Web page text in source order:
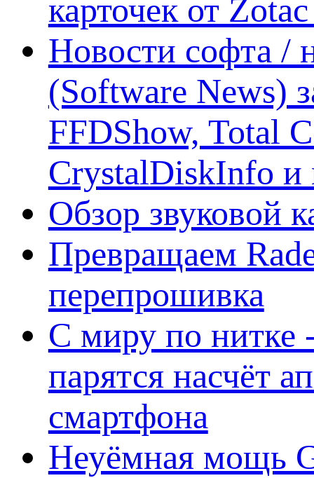
карточек от
Новости софта /
(Software News)
FFDShow, Total
CrystalDiskInfo и
Обзор звуковой
Превращаем
перепрошивка
С миру по нитке
парятся насчёт
смартфона
Неуёмная мощь